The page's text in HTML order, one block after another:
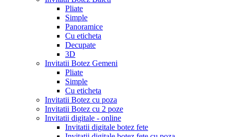
Pliate
Simple
Panoramice
Cu eticheta
Decupate
3D
Invitatii Botez Gemeni
Pliate
Simple
Cu eticheta
Invitatii Botez cu poza
Invitatii Botez cu 2 poze
Invitatii digitale - online
Invitatii digitale botez fete